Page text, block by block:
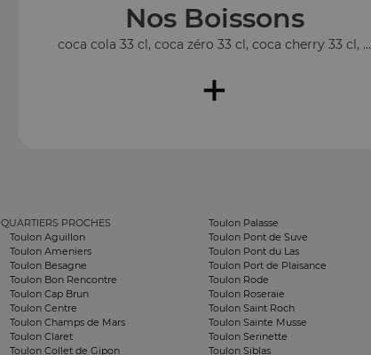
Nos Boissons
coca cola 33 cl, coca zéro 33 cl, coca cherry 33 cl, ...
+
QUARTIERS PROCHES
Toulon Aguillon
Toulon Ameniers
Toulon Besagne
Toulon Bon Rencontre
Toulon Cap Brun
Toulon Centre
Toulon Champs de Mars
Toulon Claret
Toulon Collet de Gipon
Toulon Palasse
Toulon Pont de Suve
Toulon Pont du Las
Toulon Port de Plaisance
Toulon Rode
Toulon Roseraie
Toulon Saint Roch
Toulon Sainte Musse
Toulon Serinette
Toulon Siblas